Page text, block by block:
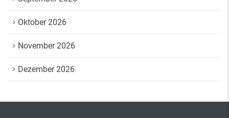
Oktober 2026
November 2026
Dezember 2026